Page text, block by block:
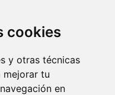
cookies
y otras técnicas
mejorar tu
en
en cualquier momento
Leer más